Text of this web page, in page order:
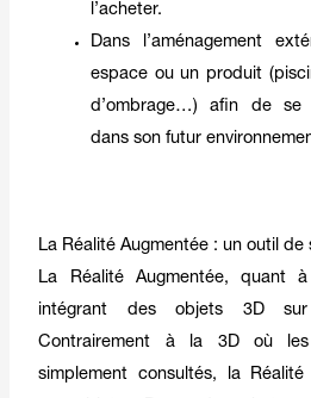
l’acheter.
Dans l’aménagement
espace ou un produit
d’ombrage…) afin de se
dans son futur
La Réalité Augmentée : un outil de
La Réalité Augmentée, quant
intégrant des objets 3D
Contrairement à la 3D où
simplement consultés, la Réalité